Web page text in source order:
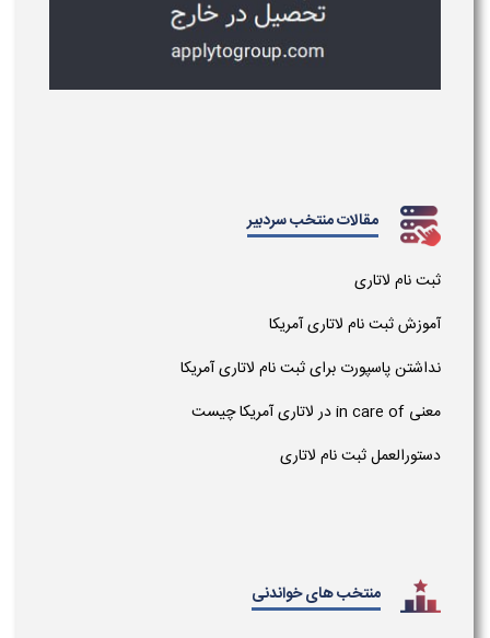
مقالات منتخب سردبیر
ثبت نام لاتاری
آموزش ثبت نام لاتاری آمریکا
نداشتن پاسپورت برای ثبت نام لاتاری آمریکا
معنی in care of در لاتاری آمریکا چیست
دستورالعمل ثبت نام لاتاری
منتخب های خواندنی